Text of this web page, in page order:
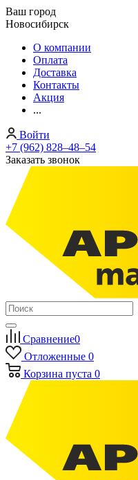
Ваш город
Новосибирск
О компании
Оплата
Доставка
Контакты
Акция
...
Войти
+7 (962) 828‒48‒54
Заказать звонок
Сравнение0
Отложенные 0
Корзина пуста 0